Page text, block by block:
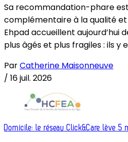
Sa recommandation-phare
complémentaire à la qualité et
Ehpad accueillent aujourd’hui
plus âgés et plus fragiles : ils y
ParCatherine Maisonneuve
/ 16 juil. 2026
Domicile: le réseau Click&Care lève 5